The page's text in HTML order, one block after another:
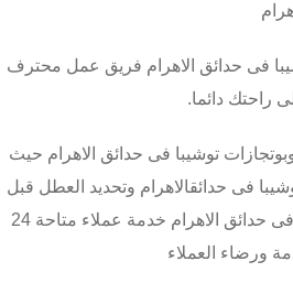
فى حدائق الاهرام فريق عمل محترف
راحتك دائما.
توشيبا فى حدائق الاهرام حيث
فى حدائقالاهرام وتحديد العطل قبل
أن يبعث في الجهاز وكي لا يتفاقم العطل يوفر خدمة عملاء شركةتوشيبا فى حدائق الاهرام خدمة عملاء متاحة 24
ورضاء العملاء